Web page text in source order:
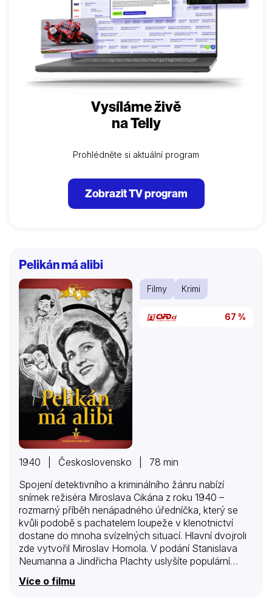
Vysíláme živě
na Telly
Prohlédněte si aktuální program
Zobrazit TV program
Pelikán má alibi
Filmy Krimi
67 %
1940 | Československo | 78 min
Spojení detektivního a kriminálního žánru nabízí
snímek režiséra Miroslava Cikána z roku 1940 –
rozmarný příběh nenápadného úředníčka, který se
kvůli podobě s pachatelem loupeže v klenotnictví
dostane do mnoha svízelných situací. Hlavní dvojroli
zde vytvořil Miroslav Homola. V podání Stanislava
Neumanna a Jindřicha Plachty uslyšíte populární
písničku „Sedím na stromě a zpívám“.
Více o filmu